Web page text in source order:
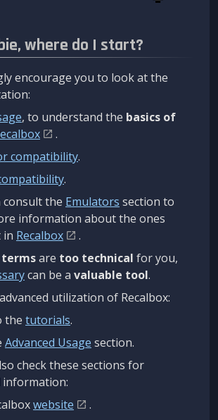
where do I start?
encourage you to look at the
, to understand the basics of
.
compatibility.
.
consult the Emulators section to
information about the ones
in Recalbox
.
termsare too technical for you,
can be a valuable tool.
utilization of Recalbox:
the tutorials.
Advanced Usage section.
check these sections for
website
.